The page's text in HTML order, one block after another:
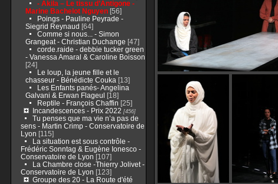
- Akila – Le tissu d’Antigone -
Marine Bachelot Nguyen[56]
Poings - Pauline Peyrade -
Siegrid Reynaud [64]
Comme si nous... - Simon
Grangeat - Christian Duchange [47]
corde.raide - debbie tucker green
- Vanessa Amaral & Caroline Boisson
[24]
Le loup, la jeune fille et le
chasseur - Bénédicte Couka [13]
Les Enfants panés- Angelina
Galvani & Erwan Flageul [18]
Reptile - François Chaffin [25]
Incandescences - Prix 2022 [456]
Tu penses que ma vie n’a pas de
sens - Martin Crimp - Conservatoire de
Lyon [115]
La situation est sous contrôle -
Frédéric Sonntag & Eugène Ionesco -
Conservatoire de Lyon [107]
La Chambre close -Thierry Jolivet -
Conservatoire de Lyon [123]
Groupe des 20 - La Route d'été